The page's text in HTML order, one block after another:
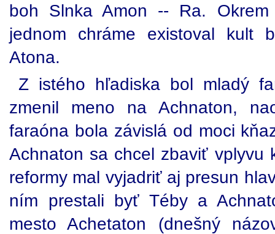
boh Slnka Amon -- Ra.
jednom chráme existoval kult
Atona.
Z istého hľadiska bol mladý
zmenil meno na Achnaton,
faraóna bola závislá od moci
Achnaton sa chcel zbaviť vplyvu
reformy mal vyjadriť aj presun
ním prestali byť Téby a
mesto Achetaton (dnešný